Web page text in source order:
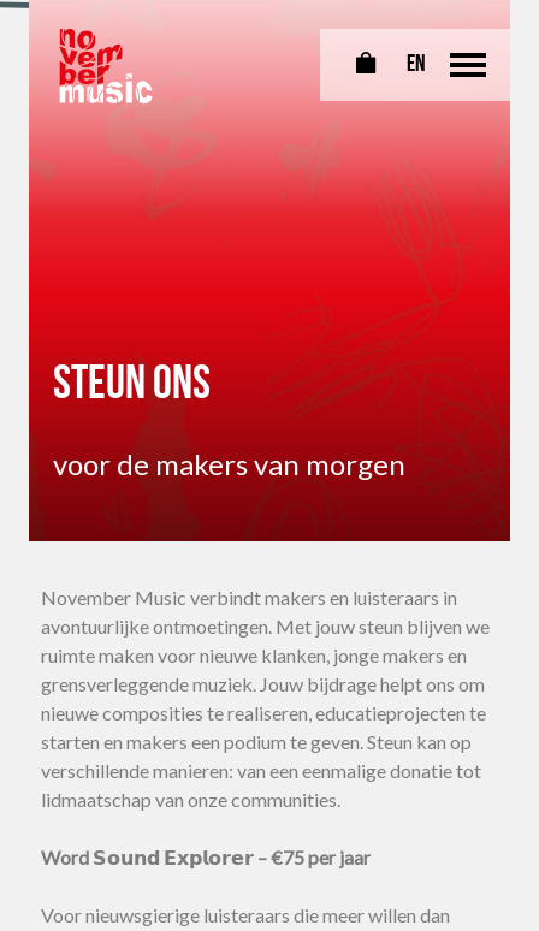
0 EN
Steun ons
voor de makers van morgen
November Music verbindt makers en luisteraars in
avontuurlijke ontmoetingen. Met jouw steun blijven we
ruimte maken voor nieuwe klanken, jonge makers en
grensverleggende muziek. Jouw bijdrage helpt ons om
nieuwe composities te realiseren, educatieprojecten te
starten en makers een podium te geven. Steun kan op
verschillende manieren: van een eenmalige donatie tot
lidmaatschap van onze communities.
Word 𝗦𝗼𝘂𝗻𝗱 𝗘𝘅𝗽𝗹𝗼𝗿𝗲𝗿 – €75 per jaar
Voor nieuwsgierige luisteraars die meer willen dan